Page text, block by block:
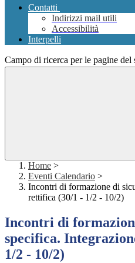
Contatti
Indirizzi mail utili
Accessibilità
Interpelli
Campo di ricerca per le pagine del
Home >
Eventi Calendario >
Incontri di formazione di
rettifica (30/1 - 1/2 - 10/2)
Incontri di
specifica.
1/2 - 10/2)